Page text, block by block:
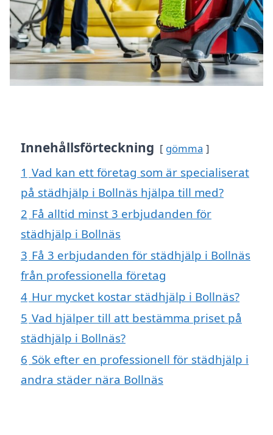
Innehållsförteckning gömma
1 Vad kan ett företag som är specialiserat
på städhjälp i Bollnäs hjälpa till med?
2 Få alltid minst 3 erbjudanden för
städhjälp i Bollnäs
3 Få 3 erbjudanden för städhjälp i Bollnäs
från professionella företag
4 Hur mycket kostar städhjälp i Bollnäs?
5 Vad hjälper till att bestämma priset på
städhjälp i Bollnäs?
6 Sök efter en professionell för städhjälp i
andra städer nära Bollnäs